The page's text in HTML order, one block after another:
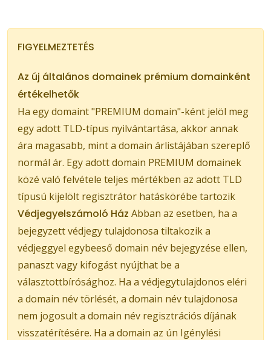
FIGYELMEZTETÉS
Az új általános domainek prémium domainként
értékelhetők
Ha egy domaint "PREMIUM domain"-ként jelöl meg
egy adott TLD-típus nyilvántartása, akkor annak
ára magasabb, mint a domain árlistájában szereplő
normál ár. Egy adott domain PREMIUM domainek
közé való felvétele teljes mértékben az adott TLD
típusú kijelölt regisztrátor hatáskörébe tartozik
Védjegyelszámoló Ház Abban az esetben, ha a
bejegyzett védjegy tulajdonosa tiltakozik a
védjeggyel egybeeső domain név bejegyzése ellen,
panaszt vagy kifogást nyújthat be a
választottbírósághoz. Ha a védjegytulajdonos eléri
a domain név törlését, a domain név tulajdonosa
nem jogosult a domain név regisztrációs díjának
visszatérítésére. Ha a domain az ún Igénylési